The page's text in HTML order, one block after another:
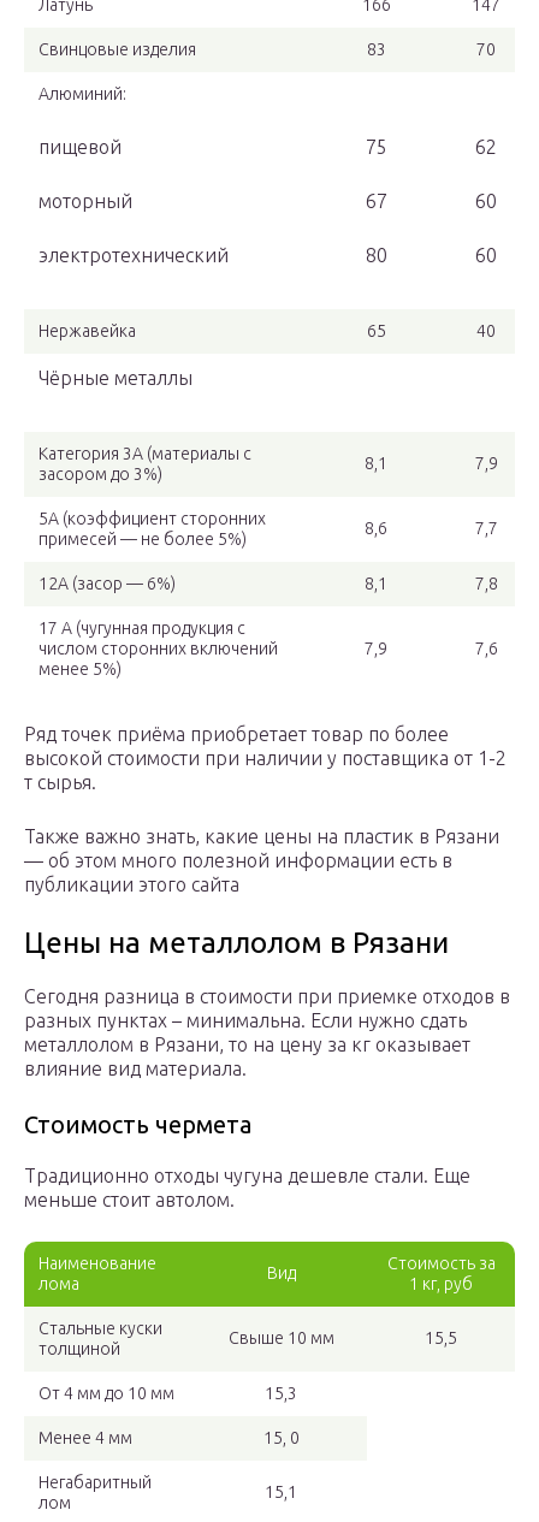
Латунь 166 147
Свинцовые изделия 83 70
Алюминий:
пищевой
моторный
электротехнический
75
67
80
62
60
60
Нержавейка 65 40
Чёрные металлы
Категория 3А (материалы с
засором до 3%)
8,1 7,9
5А (коэффициент сторонних
примесей — не более 5%)
8,6 7,7
12А (засор — 6%) 8,1 7,8
17 А (чугунная продукция с
числом сторонних включений
менее 5%)
7,9 7,6
Ряд точек приёма приобретает товар по более
высокой стоимости при наличии у поставщика от 1-2
т сырья.
Также важно знать, какие цены на пластик в Рязани
— об этом много полезной информации есть в
публикации этого сайта
Цены на металлолом в Рязани
Сегодня разница в стоимости при приемке отходов в
разных пунктах – минимальна. Если нужно сдать
металлолом в Рязани, то на цену за кг оказывает
влияние вид материала.
Стоимость чермета
Традиционно отходы чугуна дешевле стали. Еще
меньше стоит автолом.
Наименование
лома
Вид
Стоимость за
1 кг, руб
Стальные куски
толщиной
Свыше 10 мм 15,5
От 4 мм до 10 мм 15,3
Менее 4 мм 15, 0
Негабаритный
лом
15,1